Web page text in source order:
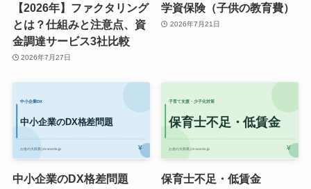
【2026年】ファクタリング
とは？仕組みと注意点、資
金調達サービス3社比較
2026年7月27日
学資保険（子供の教育費）
2026年7月21日
中小企業のDX格差問題 保育士不足・低賃金